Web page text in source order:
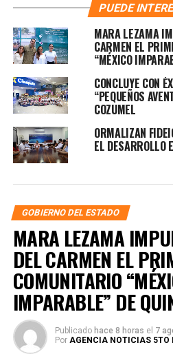
PUEDE
MARA LEZAMA
CARMEN EL
“MÉXICO
CONCLUYE CON
“PEQUEÑOS
COZUMEL
ORMALIZAN
EL DESARROLLO
GOBIERNO DEL ESTADO
MARA LEZAMA
DEL CARMEN EL
COMUNITARIO
IMPARABLE” DE
Publicado hace 8 horas el 7
Por AGENCIA NOTICIAS 5TO